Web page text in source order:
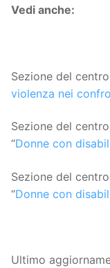
Vedi anche:
Sezione del
violenza nei
Sezione del
“Donne con
Sezione del
“Donne con
Ultimo